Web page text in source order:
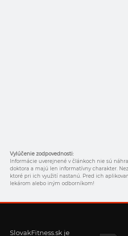
Vylúčenie zodpovednosti:
Informácie uverejnené v článkoch nie sú
doktora a majú len informatívny charakter.
ktoré pri ich využití nastanú. Pred ich
lekárom alebo iným odborníkom!
SlovakFitness.sk je